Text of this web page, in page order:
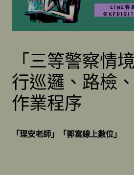
「三等警察情
行巡邏、路檢
作業程序
「理安老師」「郭富線上數位」